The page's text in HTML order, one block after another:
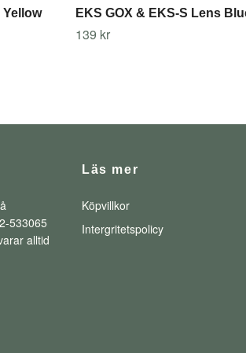
Yellow EKS GOX & EKS-S Lens
139 kr
533065
alltid
Läs mer
Köpvillkor
Intergritetspolicy